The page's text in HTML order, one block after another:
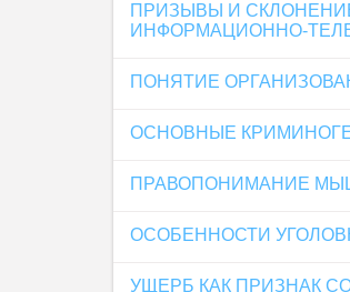
ПРИЗЫВЫ И
ИНФОРМАЦИОННО-
ПОНЯТИЕ
ОСНОВНЫЕ
ПРАВОПОНИМАНИЕ
ОСОБЕННОСТИ
УЩЕРБ КАК ПРИЗНАК